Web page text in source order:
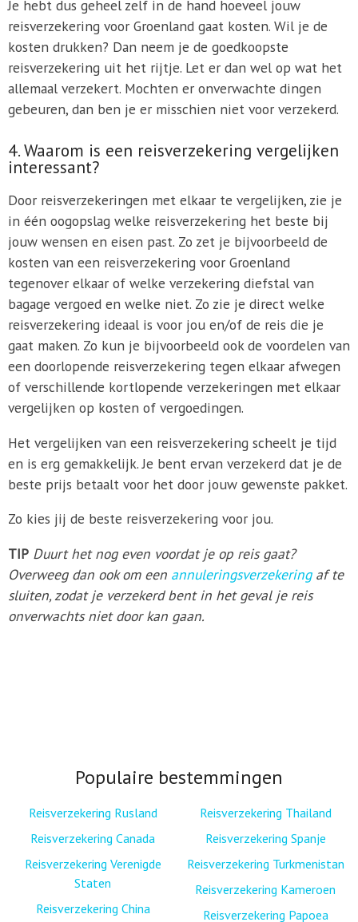
Je hebt dus geheel zelf in de hand hoeveel jouw
reisverzekering voor Groenland gaat kosten. Wil je de
kosten drukken? Dan neem je de goedkoopste
reisverzekering uit het rijtje. Let er dan wel op wat het
allemaal verzekert. Mochten er onverwachte dingen
gebeuren, dan ben je er misschien niet voor verzekerd.
4. Waarom is een reisverzekering vergelijken
interessant?
Door reisverzekeringen met elkaar te vergelijken, zie je
in één oogopslag welke reisverzekering het beste bij
jouw wensen en eisen past. Zo zet je bijvoorbeeld de
kosten van een reisverzekering voor Groenland
tegenover elkaar of welke verzekering diefstal van
bagage vergoed en welke niet. Zo zie je direct welke
reisverzekering ideaal is voor jou en/of de reis die je
gaat maken. Zo kun je bijvoorbeeld ook de voordelen van
een doorlopende reisverzekering tegen elkaar afwegen
of verschillende kortlopende verzekeringen met elkaar
vergelijken op kosten of vergoedingen.
Het vergelijken van een reisverzekering scheelt je tijd
en is erg gemakkelijk. Je bent ervan verzekerd dat je de
beste prijs betaalt voor het door jouw gewenste pakket.
Zo kies jij de beste reisverzekering voor jou.
TIP Duurt het nog even voordat je op reis gaat?
Overweeg dan ook om een annuleringsverzekeringaf te
sluiten, zodat je verzekerd bent in het geval je reis
onverwachts niet door kan gaan.
Populaire bestemmingen
Reisverzekering Rusland
Reisverzekering Canada
Reisverzekering Verenigde
Staten
Reisverzekering China
Reisverzekering Thailand
Reisverzekering Spanje
Reisverzekering Turkmenistan
Reisverzekering Kameroen
Reisverzekering Papoea